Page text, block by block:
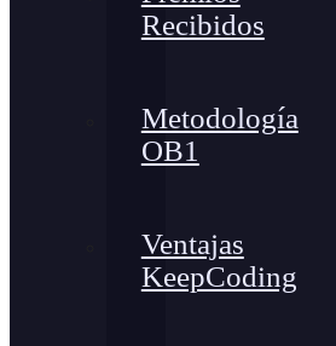
Recibidos
Metodología
OB1
Ventajas
KeepCoding